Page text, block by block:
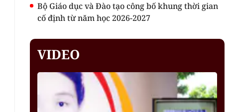
Bộ Giáo dục và Đào tạo công bố khung thời gian
cố định từ năm học 2026-2027
VIDEO